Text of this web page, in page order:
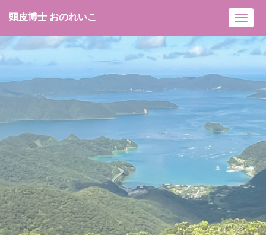
頭皮博士 おのれいこ